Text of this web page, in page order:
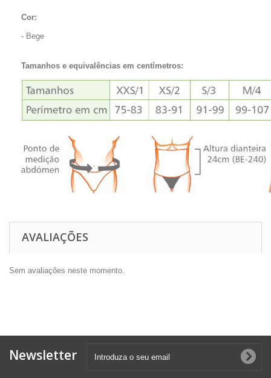
Cor:
- Bege
Tamanhos e equivalências em centímetros:
AVALIAÇÕES
Sem avaliações neste momento.
Newsletter